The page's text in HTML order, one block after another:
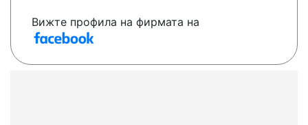
Вижте профила на фирмата на